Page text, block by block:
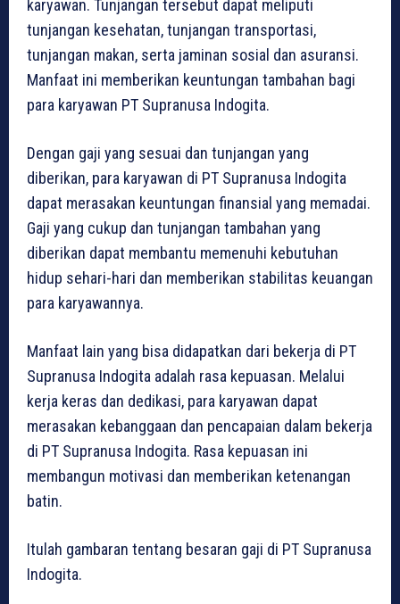
karyawan. Tunjangan tersebut dapat meliputi
tunjangan kesehatan, tunjangan transportasi,
tunjangan makan, serta jaminan sosial dan asuransi.
Manfaat ini memberikan keuntungan tambahan bagi
para karyawan PT Supranusa Indogita.
Dengan gaji yang sesuai dan tunjangan yang
diberikan, para karyawan di PT Supranusa Indogita
dapat merasakan keuntungan finansial yang memadai.
Gaji yang cukup dan tunjangan tambahan yang
diberikan dapat membantu memenuhi kebutuhan
hidup sehari-hari dan memberikan stabilitas keuangan
para karyawannya.
Manfaat lain yang bisa didapatkan dari bekerja di PT
Supranusa Indogita adalah rasa kepuasan. Melalui
kerja keras dan dedikasi, para karyawan dapat
merasakan kebanggaan dan pencapaian dalam bekerja
di PT Supranusa Indogita. Rasa kepuasan ini
membangun motivasi dan memberikan ketenangan
batin.
Itulah gambaran tentang besaran gaji di PT Supranusa
Indogita.